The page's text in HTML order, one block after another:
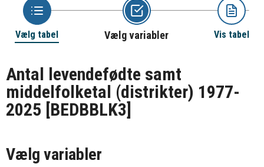
Vælg tabel Vælg variabler Vis tabel
Antal levendefødte samt
middelfolketal (distrikter) 1977-
2025 [BEDBBLK3]
Vælg variabler